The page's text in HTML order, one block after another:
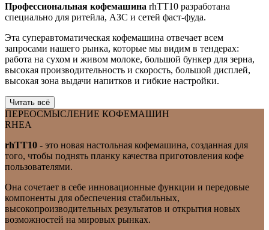
Профессиональная кофемашина rhTT10 разработана
специально для ритейла, АЗС и сетей фаст-фуда.
Эта суперавтоматическая кофемашина отвечает всем
запросами нашего рынка, которые мы видим в тендерах:
работа на сухом и живом молоке, большой бункер для зерна,
высокая производительность и скорость, большой дисплей,
высокая зона выдачи напитков и гибкие настройки.
Читать всё
ПЕРЕОСМЫСЛЕНИЕ КОФЕМАШИН
RHEA
rhTT10 - это новая настольная кофемашина, созданная для
того, чтобы поднять планку качества приготовления кофе
пользователями.
Она сочетает в себе инновационные функции и передовые
компоненты для обеспечения стабильных,
высокопроизводительных результатов и открытия новых
возможностей на мировых рынках.